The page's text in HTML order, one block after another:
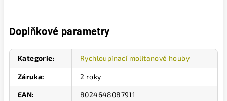
Doplňkové parametry
Kategorie: Rychloupínací molitanové houby
Záruka: 2 roky
EAN: 8024648087911